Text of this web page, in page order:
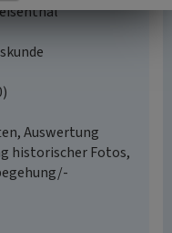
Auswertung
historischer Fotos,